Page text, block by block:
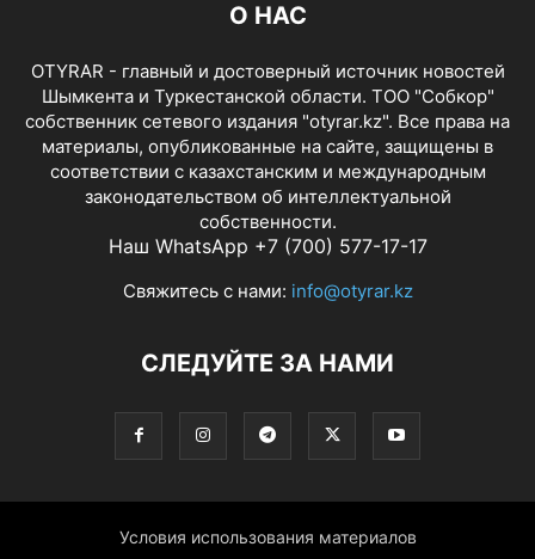
О НАС
OTYRAR - главный и достоверный источник новостей
Шымкента и Туркестанской области. ТОО "Собкор"
собственник сетевого издания "otyrar.kz". Все права на
материалы, опубликованные на сайте, защищены в
соответствии с казахстанским и международным
законодательством об интеллектуальной
собственности.
Наш WhatsApp +7 (700) 577-17-17
Свяжитесь с нами: info@otyrar.kz
СЛЕДУЙТЕ ЗА НАМИ
Условия использования материалов